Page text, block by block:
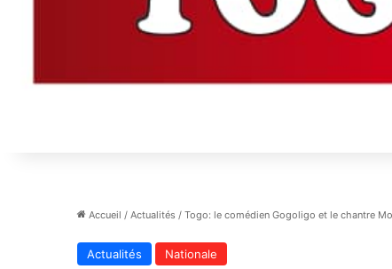
Accueil / Actualités / Togo: le comédien Gogoligo et le chantre
Actualités Nationale